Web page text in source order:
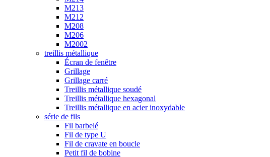
M213
M212
M208
M206
M2002
treillis métallique
Écran de fenêtre
Grillage
Grillage carré
Treillis métallique soudé
Treillis métallique hexagonal
Treillis métallique en acier inoxydable
série de fils
Fil barbelé
Fil de type U
Fil de cravate en boucle
Petit fil de bobine